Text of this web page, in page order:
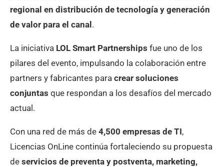
regional en distribución de tecnología y generación
de valor para el canal.
La iniciativa LOL Smart Partnerships fue uno de los
pilares del evento, impulsando la colaboración entre
partners y fabricantes para crear soluciones
conjuntas que respondan a los desafíos del mercado
actual.
Con una red de más de 4,500 empresas de TI,
Licencias OnLine continúa fortaleciendo su propuesta
de servicios de preventa y postventa, marketing,